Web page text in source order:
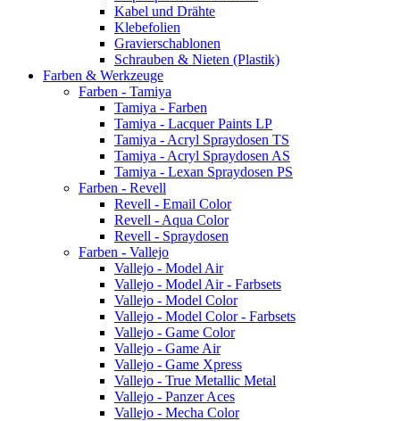
Kabel und Drähte
Klebefolien
Gravierschablonen
Schrauben & Nieten (Plastik)
Farben & Werkzeuge
Farben - Tamiya
Tamiya - Farben
Tamiya - Lacquer Paints LP
Tamiya - Acryl Spraydosen TS
Tamiya - Acryl Spraydosen AS
Tamiya - Lexan Spraydosen PS
Farben - Revell
Revell - Email Color
Revell - Aqua Color
Revell - Spraydosen
Farben - Vallejo
Vallejo - Model Air
Vallejo - Model Air - Farbsets
Vallejo - Model Color
Vallejo - Model Color - Farbsets
Vallejo - Game Color
Vallejo - Game Air
Vallejo - Game Xpress
Vallejo - True Metallic Metal
Vallejo - Panzer Aces
Vallejo - Mecha Color